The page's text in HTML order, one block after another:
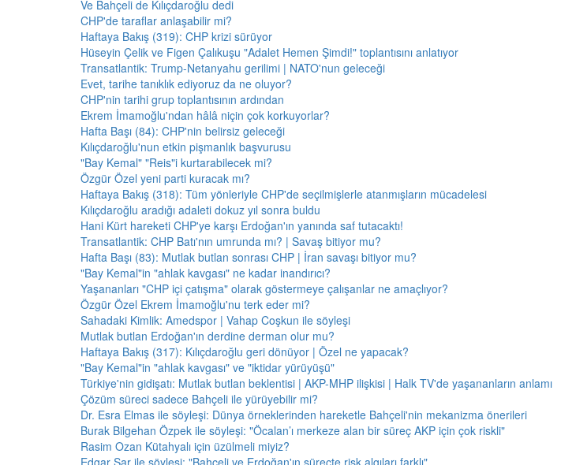
Ve Bahçeli de Kılıçdaroğlu dedi
CHP'de taraflar anlaşabilir mi?
Haftaya Bakış (319): CHP krizi sürüyor
Hüseyin Çelik ve Figen Çalıkuşu "Adalet Hemen Şimdi!" toplantısını anlatıyor
Transatlantik: Trump-Netanyahu gerilimi | NATO'nun geleceği
Evet, tarihe tanıklık ediyoruz da ne oluyor?
CHP'nin tarihi grup toplantısının ardından
Ekrem İmamoğlu'ndan hâlâ niçin çok korkuyorlar?
Hafta Başı (84): CHP'nin belirsiz geleceği
Kılıçdaroğlu'nun etkin pişmanlık başvurusu
"Bay Kemal" "Reis"i kurtarabilecek mi?
Özgür Özel yeni parti kuracak mı?
Haftaya Bakış (318): Tüm yönleriyle CHP'de seçilmişlerle atanmışların mücadelesi
Kılıçdaroğlu aradığı adaleti dokuz yıl sonra buldu
Hani Kürt hareketi CHP'ye karşı Erdoğan'ın yanında saf tutacaktı!
Transatlantik: CHP Batı'nın umrunda mı? | Savaş bitiyor mu?
Hafta Başı (83): Mutlak butlan sonrası CHP | İran savaşı bitiyor mu?
"Bay Kemal"in "ahlak kavgası" ne kadar inandırıcı?
Yaşananları "CHP içi çatışma" olarak göstermeye çalışanlar ne amaçlıyor?
Özgür Özel Ekrem İmamoğlu'nu terk eder mi?
Sahadaki Kimlik: Amedspor | Vahap Coşkun ile söyleşi
Mutlak butlan Erdoğan'ın derdine derman olur mu?
Haftaya Bakış (317): Kılıçdaroğlu geri dönüyor | Özel ne yapacak?
"Bay Kemal"in "ahlak kavgası" ve "iktidar yürüyüşü"
Türkiye'nin gidişatı: Mutlak butlan beklentisi | AKP-MHP ilişkisi | Halk TV'de yaşananların anlamı
Çözüm süreci sadece Bahçeli ile yürüyebilir mi?
Dr. Esra Elmas ile söyleşi: Dünya örneklerinden hareketle Bahçeli'nin mekanizma önerileri
Burak Bilgehan Özpek ile söyleşi: "Öcalan’ı merkeze alan bir süreç AKP için çok riskli"
Rasim Ozan Kütahyalı için üzülmeli miyiz?
Edgar Şar ile söyleşi: "Bahçeli ve Erdoğan'ın süreçte risk algıları farklı"